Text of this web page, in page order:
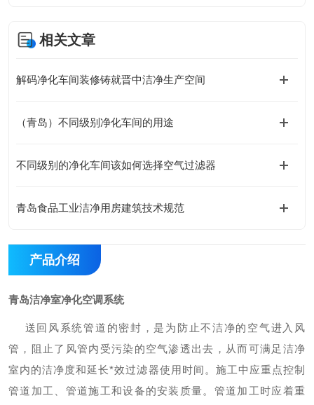
相关文章
解码净化车间装修铸就晋中洁净生产空间
（青岛）不同级别净化车间的用途
不同级别的净化车间该如何选择空气过滤器
青岛食品工业洁净用房建筑技术规范
产品介绍
青岛洁净室净化空调系统
送回风系统管道的密封，是为防止不洁净的空气进入风
管，阻止了风管内受污染的空气渗透出去，从而可满足洁净
室内的洁净度和延长*效过滤器使用时间。施工中应重点控制
管道加工、管道施工和设备的安装质量。管道加工时应着重